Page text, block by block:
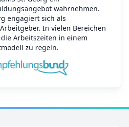
wahrnehmen.
engagiert sich als
In vielen Bereichen
Arbeitszeiten in einem
zu regeln.